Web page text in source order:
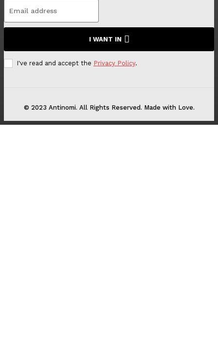
I WANT IN
I've read and accept the Privacy Policy.
© 2023 Antinomi. All Rights Reserved. Made with Love.